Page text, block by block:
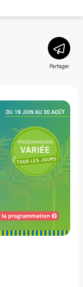
Partager